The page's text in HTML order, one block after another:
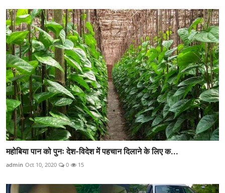
महोबिया पान को पुनः देश-विदेश में पहचान दिलाने के लिए क...
admin Oct 10, 2020 0 15